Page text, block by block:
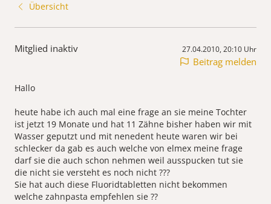
Übersicht
Mitglied inaktiv 27.04.2010, 20:10 Uhr
Beitrag melden
Hallo
heute habe ich auch mal eine frage an sie meine Tochter
ist jetzt 19 Monate und hat 11 Zähne bisher haben wir mit
Wasser geputzt und mit nenedent heute waren wir bei
schlecker da gab es auch welche von elmex meine frage
darf sie die auch schon nehmen weil ausspucken tut sie
die nicht sie versteht es noch nicht ???
Sie hat auch diese Fluoridtabletten nicht bekommen
welche zahnpasta empfehlen sie ??